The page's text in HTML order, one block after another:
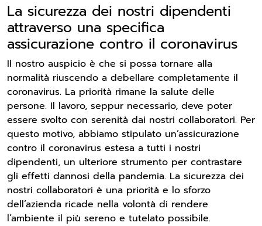
La sicurezza dei nostri dipendenti
attraverso una specifica
assicurazione contro il coronavirus
Il nostro auspicio è che si possa tornare alla
normalità riuscendo a debellare completamente il
coronavirus. La priorità rimane la salute delle
persone. Il lavoro, seppur necessario, deve poter
essere svolto con serenità dai nostri collaboratori. Per
questo motivo, abbiamo stipulato un’assicurazione
contro il coronavirus estesa a tutti i nostri
dipendenti, un ulteriore strumento per contrastare
gli effetti dannosi della pandemia. La sicurezza dei
nostri collaboratori è una priorità e lo sforzo
dell’azienda ricade nella volontà di rendere
l’ambiente il più sereno e tutelato possibile.